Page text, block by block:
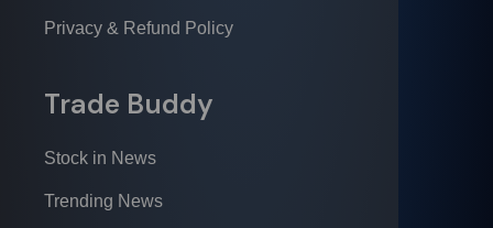
Privacy & Refund Policy
Trade Buddy
Stock in News
Trending News